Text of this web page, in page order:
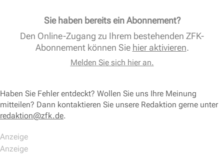
Sie haben bereits ein Abonnement?
Den Online-Zugang zu Ihrem bestehenden ZFK-
Abonnement können Sie hier aktivieren.
Melden Sie sich hier an.
Haben Sie Fehler entdeckt? Wollen Sie uns Ihre Meinung
mitteilen? Dann kontaktieren Sie unsere Redaktion gerne unter
redaktion@zfk.de.